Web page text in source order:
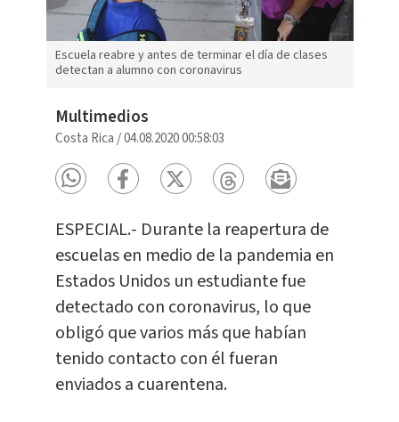
Escuela reabre y antes de terminar el día de clases
detectan a alumno con coronavirus
Multimedios
Costa Rica /04.08.2020 00:58:03
ESPECIAL.- Durante la reapertura de
escuelas en medio de la pandemia en
Estados Unidos un estudiante fue
detectado con coronavirus, lo que
obligó que varios más que habían
tenido contacto con él fueran
enviados a cuarentena.